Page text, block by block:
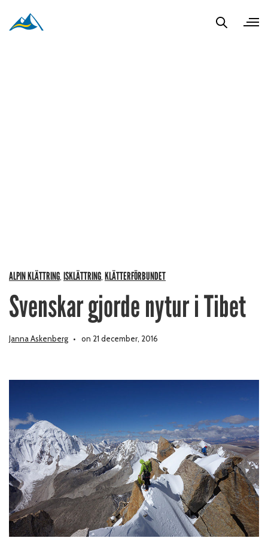
ALPIN KLÄTTRING, ISKLÄTTRING, KLÄTTERFÖRBUNDET
Svenskar gjorde nytur i Tibet
Janna Askenberg on 21 december, 2016